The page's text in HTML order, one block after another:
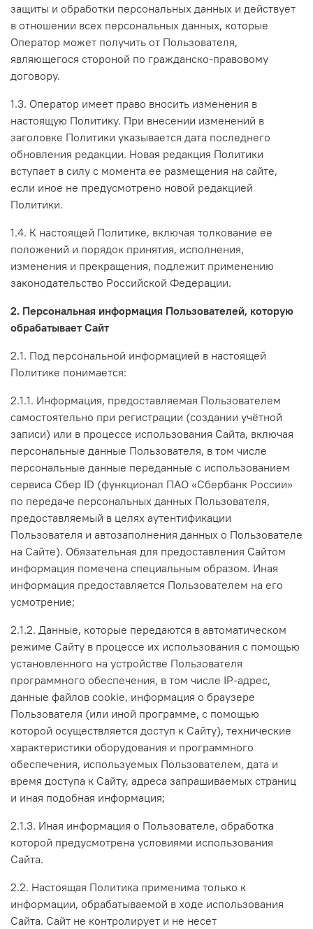
защиты и обработки персональных данных и действует
в отношении всех персональных данных, которые
Оператор может получить от Пользователя,
являющегося стороной по гражданско-правовому
договору.
1.3. Оператор имеет право вносить изменения в
настоящую Политику. При внесении изменений в
заголовке Политики указывается дата последнего
обновления редакции. Новая редакция Политики
вступает в силу с момента ее размещения на сайте,
если иное не предусмотрено новой редакцией
Политики.
1.4. К настоящей Политике, включая толкование ее
положений и порядок принятия, исполнения,
изменения и прекращения, подлежит применению
законодательство Российской Федерации.
2. Персональная информация Пользователей, которую
обрабатывает Сайт
2.1. Под персональной информацией в настоящей
Политике понимается:
2.1.1. Информация, предоставляемая Пользователем
самостоятельно при регистрации (создании учётной
записи) или в процессе использования Сайта, включая
персональные данные Пользователя, в том числе
персональные данные переданные с использованием
сервиса Сбер ID (функционал ПАО «Сбербанк России»
по передаче персональных данных Пользователя,
предоставляемый в целях аутентификации
Пользователя и автозаполнения данных о Пользователе
на Сайте). Обязательная для предоставления Сайтом
информация помечена специальным образом. Иная
информация предоставляется Пользователем на его
усмотрение;
2.1.2. Данные, которые передаются в автоматическом
режиме Сайту в процессе их использования с помощью
установленного на устройстве Пользователя
программного обеспечения, в том числе IP-адрес,
данные файлов cookie, информация о браузере
Пользователя (или иной программе, с помощью
которой осуществляется доступ к Сайту), технические
характеристики оборудования и программного
обеспечения, используемых Пользователем, дата и
время доступа к Сайту, адреса запрашиваемых страниц
и иная подобная информация;
2.1.3. Иная информация о Пользователе, обработка
которой предусмотрена условиями использования
Сайта.
2.2. Настоящая Политика применима только к
информации, обрабатываемой в ходе использования
Сайта. Сайт не контролирует и не несет